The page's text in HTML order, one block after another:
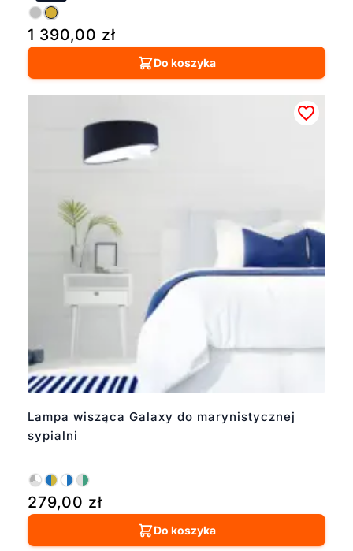
1 390,00 zł
Do koszyka
Lampa wisząca Galaxy do marynistycznej
sypialni
279,00 zł
Do koszyka